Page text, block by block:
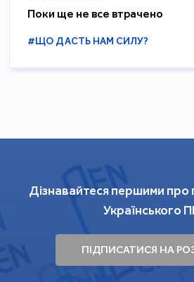
Поки ще не все втрачено
#ЩО ДАСТЬ НАМ СИЛУ?
Дізнавайтеся першими про
Українського
ПІДПИСАТИСЯ НА